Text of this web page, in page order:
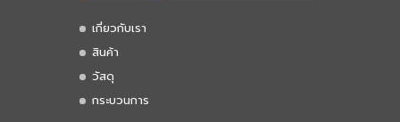
เกี่ยวกับเรา
สินค้า
วัสดุ
กระบวนการ